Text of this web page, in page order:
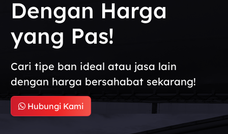
Dengan Harga
yang Pas!
Cari tipe ban ideal atau jasa lain
dengan harga bersahabat sekarang!
Hubungi Kami